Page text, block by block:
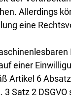
Allerdings
eine
einer
Artikel 6
2